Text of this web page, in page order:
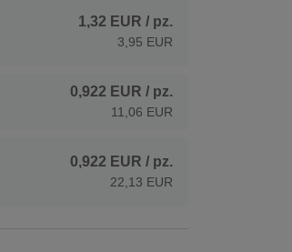
1,32 EUR / pz.
3,95 EUR
0,922 EUR / pz.
11,06 EUR
0,922 EUR / pz.
22,13 EUR